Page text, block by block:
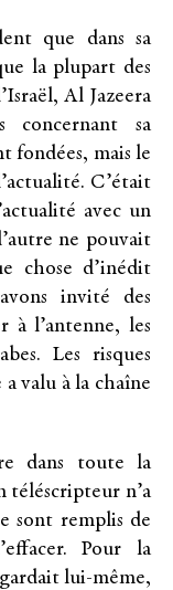
que dans sa
la plupart des
Al Jazeera
concernant sa
fondées, mais le
C’était
avec un
ne pouvait
chose d’inédit
invité des
à l’antenne, les
Les risques
valu à la chaîne
dans toute la
téléscripteur n’a
sont remplis de
Pour la
lui-même,